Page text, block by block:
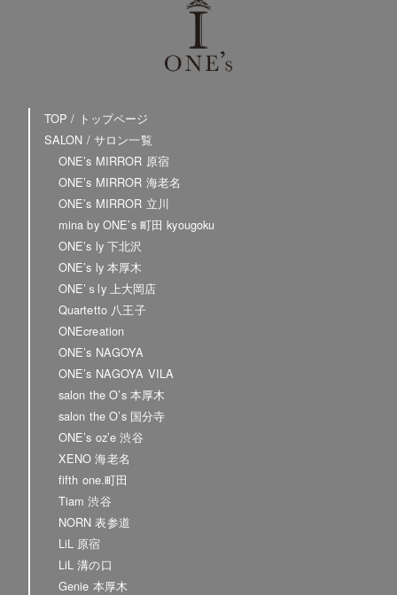
TOP / トップページ
SALON / サロン一覧
ONE’s MIRROR 原宿
ONE’s MIRROR 海老名
ONE’s MIRROR 立川
mina by ONE’s 町田 kyougoku
ONE’s ly 下北沢
ONE’s ly 本厚木
ONE’ｓly 上大岡店
Quartetto 八王子
ONEcreation
ONE’s NAGOYA
ONE’s NAGOYA VILA
salon the O’s 本厚木
salon the O’s 国分寺
ONE’s oz’e 渋谷
XENO 海老名
fifth one.町田
Tiam 渋谷
NORN 表参道
LiL 原宿
LiL 溝の口
Genie 本厚木